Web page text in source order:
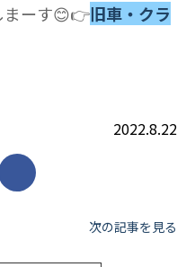
まーす😊👉旧車・クラ
2022.8.22
次の記事を見る